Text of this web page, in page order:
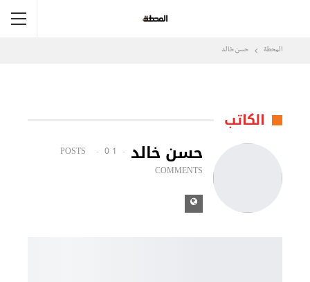
المحطة حسن خالد
الكاتب
حسن خالد 1 POSTS
0
COMMENTS